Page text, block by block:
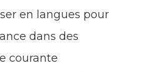
en langues pour
dans des
courante